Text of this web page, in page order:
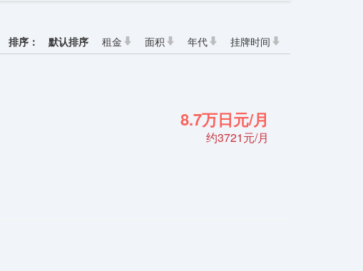
排序： 默认排序 租金 面积 年代 挂牌时间
8.7万日元/月
约3721元/月